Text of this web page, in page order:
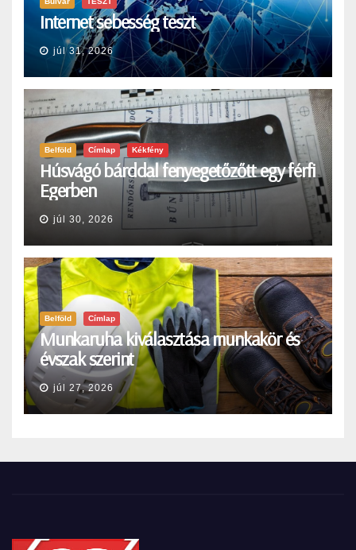
Internet sebesség teszt
júl 31, 2026
Belföld Címlap Kékfény
Húsvágó bárddal fenyegetőzőtt egy férfi
Egerben
júl 30, 2026
Belföld Címlap
Munkaruha kiválasztása munkakör és
évszak szerint
júl 27, 2026